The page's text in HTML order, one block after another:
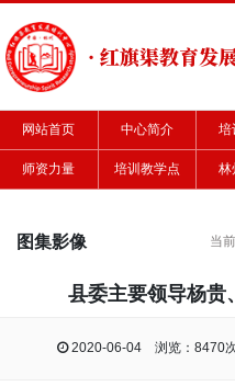
· 红旗渠教育发
网站首页 中心简介 培
师资力量 培训教学点 林
图集影像 当
县委主要领导杨贵
2020-06-04 浏览：8470